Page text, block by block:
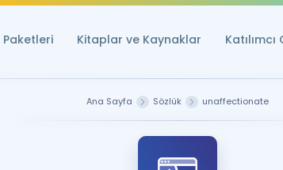
Paketleri Kitaplar ve Kaynaklar
Ana Sayfa Sözlük unaffectionate